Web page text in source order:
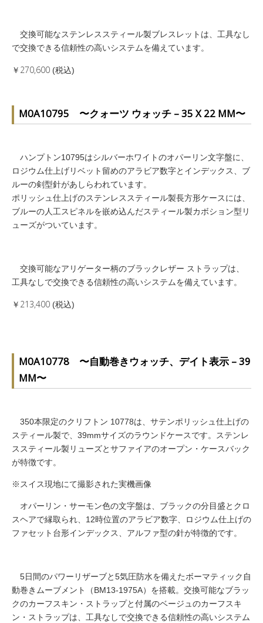
交換可能なステンレススティール製ブレスレットは、工具なし
で交換できる信頼性の高いシステムを備えています。
￥270,600 (税込)
M0A10795 〜クォーツ ウォッチ – 35 X 22 MM〜
ハンプトン10795はシルバーホワイトのオパーリン文字盤に、
ロジウム仕上げリベット留めのアラビア数字とインデックス、ブ
ルーの剣型針があしらわれています。
ポリッシュ仕上げのステンレススティール製長方形ケースには、
ブルーの人工スピネルを嵌め込んだスティール製カボション型リ
ューズがついています。
交換可能なアリゲーター柄のブラックレザー ストラップは、
工具なしで交換できる信頼性の高いシステムを備えています。
￥213,400 (税込)
M0A10778 〜自動巻きウォッチ、デイト表示 – 39
MM〜
350本限定のクリフトン 10778は、サテンポリッシュ仕上げの
スティール製で、39mmサイズのラウンドケースです。ステンレ
ススティール製リューズとサファイアのオープン・ケースバック
が特徴です。
※スイス現地にて撮影された実機画像
オパーリン・サーモン色の文字盤は、ブラックの分目盛とクロ
スヘアで縁取られ、12時位置のアラビア数字、ロジウム仕上げの
ファセット台形インデックス、アルファ型の針が特徴的です。
5日間のパワーリザーブと5気圧防水を備えたボーマティック自
動巻きムーブメント（BM13-1975A）を搭載。交換可能なブラッ
クのカーフスキン・ストラップと付属のベージュのカーフスキ
ン・ストラップは、工具なしで交換できる信頼性の高いシステム